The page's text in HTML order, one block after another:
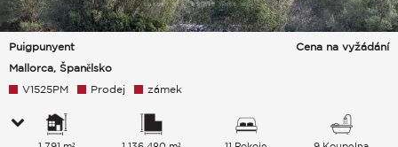
Puigpunyent
Mallorca, Španělsko
Cena na vyžádání
V1525PM Prodej zámek